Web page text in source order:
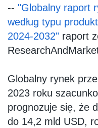
-- "Globalny raport
według typu
2024-2032" raport
Globalny rynek
2023 roku
prognozuje się, że
do 14,2 mld USD,